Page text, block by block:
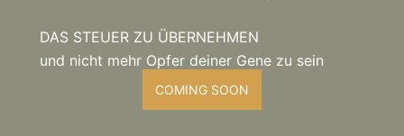
DAS STEUER ZU ÜBERNEHMEN
und nicht mehr Opfer deiner Gene zu sein
COMING SOON